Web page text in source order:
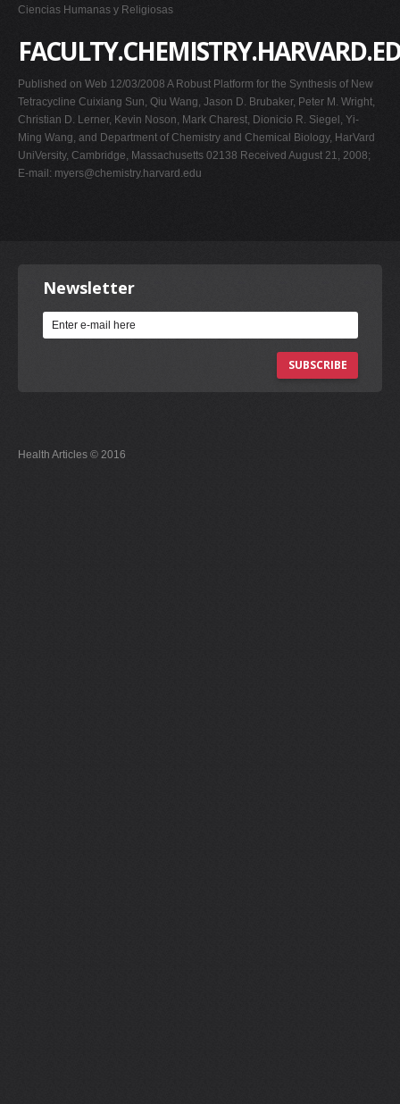
Ciencias Humanas y Religiosas
Published on Web 12/03/2008 A Robust Platform for the Synthesis of New
Tetracycline Cuixiang Sun, Qiu Wang, Jason D. Brubaker, Peter M. Wright,
Christian D. Lerner, Kevin Noson, Mark Charest, Dionicio R. Siegel, Yi-
Ming Wang, and Department of Chemistry and Chemical Biology, HarVard
UniVersity, Cambridge, Massachusetts 02138 Received August 21, 2008;
E-mail: myers@chemistry.harvard.edu
Newsletter
SUBSCRIBE
Health Articles © 2016